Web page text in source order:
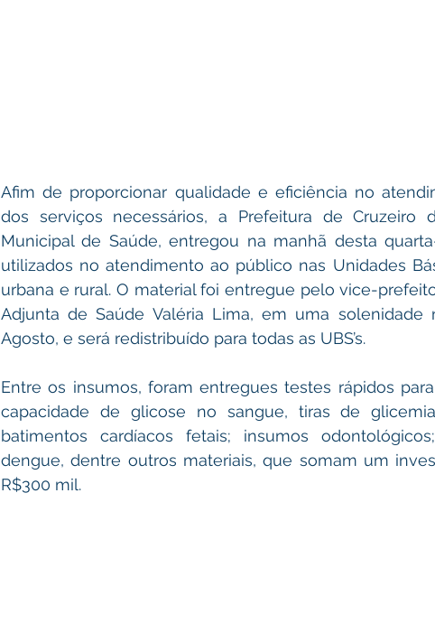
Afim de proporcionar qualidade e eficiência no
dos serviços necessários, a Prefeitura de Cruzeiro
Municipal de Saúde, entregou na manhã desta
utilizados no atendimento ao público nas Unidades
urbana e rural. O material foi entregue pelo vice-
Adjunta de Saúde Valéria Lima, em uma
Agosto, e será redistribuído para todas as UBS’s.
Entre os insumos, foram entregues testes rápidos
capacidade de glicose no sangue, tiras de
batimentos cardíacos fetais; insumos
dengue, dentre outros materiais, que somam um
R$300 mil.